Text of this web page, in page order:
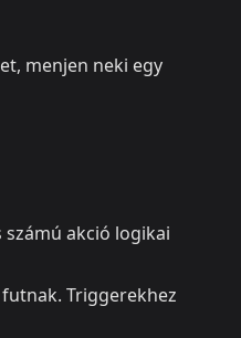
menjen neki egy
akció logikai
Triggerekhez